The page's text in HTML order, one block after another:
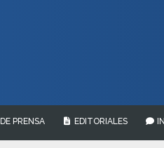
PRENSA EDITORIALES